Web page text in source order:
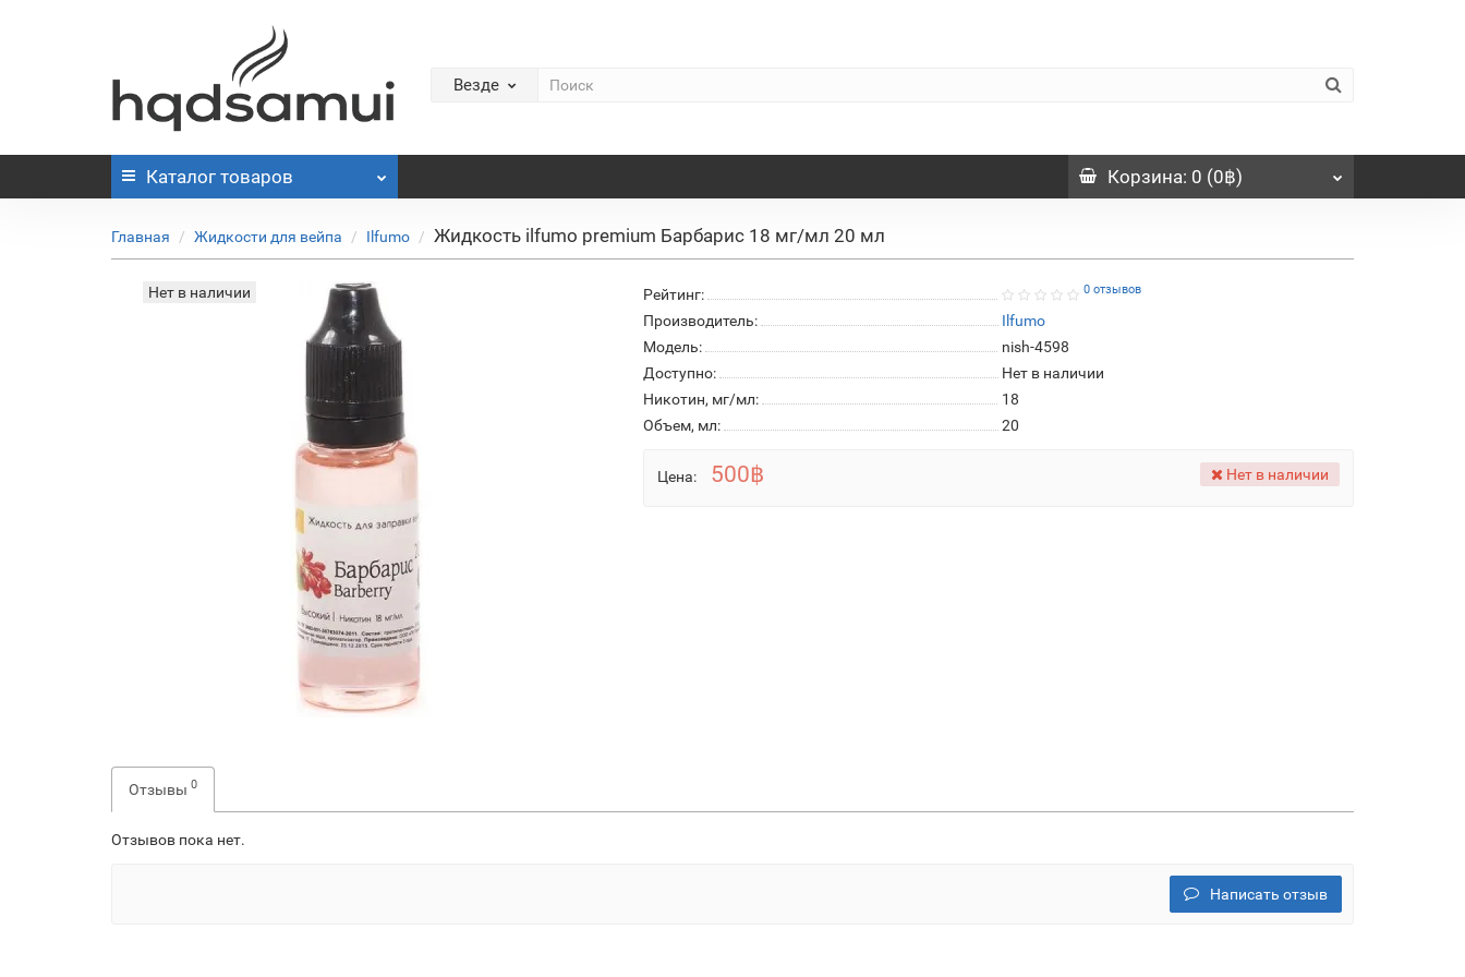
Везде
Каталог товаров Корзина: 0 (0฿)
Главная Жидкости для вейпа Ilfumo Жидкость ilfumo premium Барбарис 18 мг/мл 20 мл
Нет в наличии Рейтинг: 0 отзывов
Производитель:
Ilfumo
Модель:
nish-4598
Доступно:
Нет в наличии
Никотин, мг/мл:
18
Объем, мл:
20
Цена: 500฿ Нет в наличии
Отзывы 0
Отзывов пока нет.
Написать отзыв